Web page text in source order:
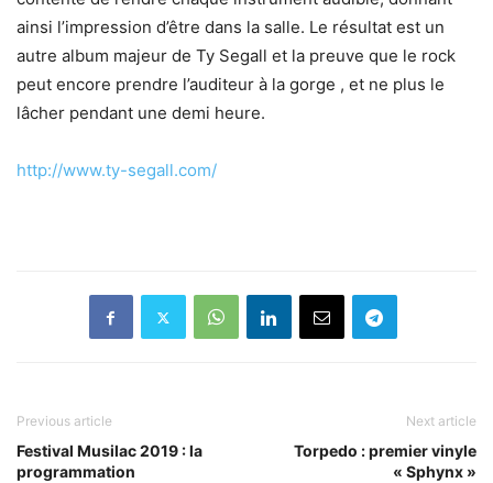
ainsi l’impression d’être dans la salle. Le résultat est un
autre album majeur de Ty Segall et la preuve que le rock
peut encore prendre l’auditeur à la gorge , et ne plus le
lâcher pendant une demi heure.
http://www.ty-segall.com/
Previous article
Festival Musilac 2019 : la
programmation
Next article
Torpedo : premier vinyle
« Sphynx »